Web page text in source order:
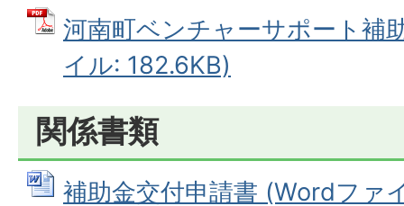
河南町ベンチャーサポート補
イル: 182.6KB)
関係書類
補助金交付申請書 (Wordファ